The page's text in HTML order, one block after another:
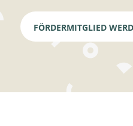
FÖRDERMITGLIED